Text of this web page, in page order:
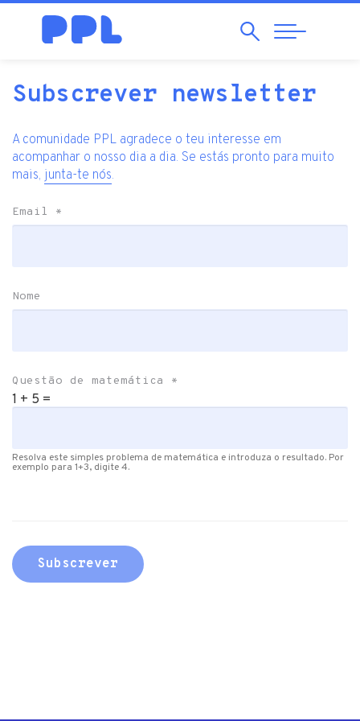
Pesquisar
Abrir
Navegação
Subscrever newsletter
A comunidade PPL agradece o teu interesse em
acompanhar o nosso dia a dia. Se estás pronto para muito
mais, junta-te nós.
Email *
Nome
Questão de matemática *
1 + 5 =
Resolva este simples problema de matemática e introduza o resultado. Por
exemplo para 1+3, digite 4.
Subscrever